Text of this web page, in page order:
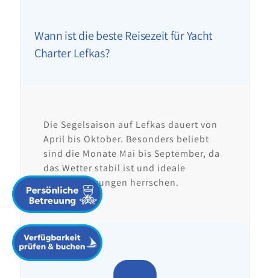
Wann ist die beste Reisezeit für Yacht
Charter Lefkas?
Die Segelsaison auf Lefkas dauert von
April bis Oktober. Besonders beliebt
sind die Monate Mai bis September, da
das Wetter stabil ist und ideale
Windbedingungen herrschen.